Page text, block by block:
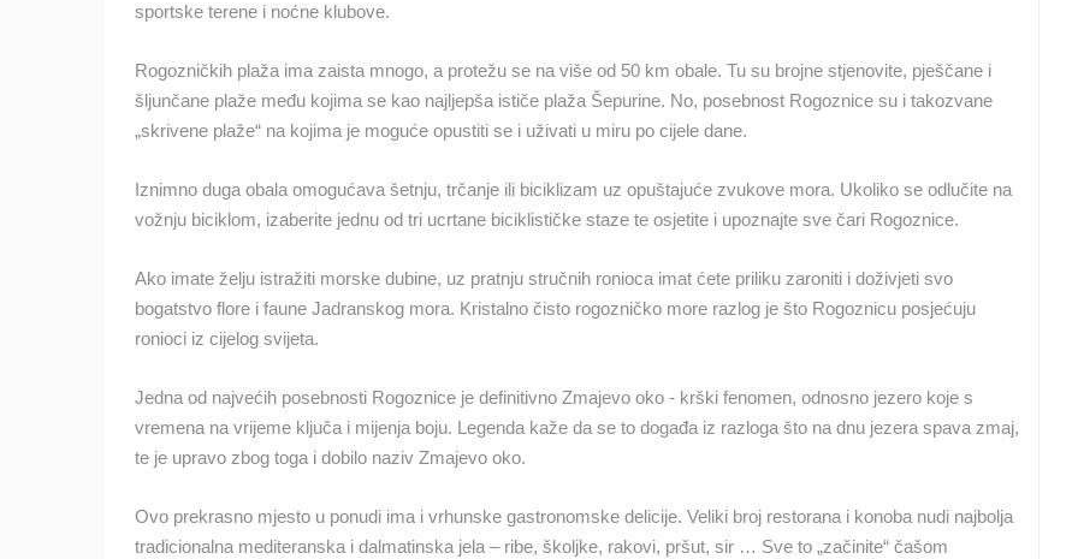
WEB
TERMS OF
USE
POLICY
UŽIVO 0 GLEDATELJ(A)
OPĆA BOLNICA OGULIN
REKONSTRUKCIJA KOTLOVNICE -
KAMERA 03
OGULIN
UŽIVO 0 GLEDATELJ(A)
MRKOPALJ SKIJALIŠTE ČELIMBAŠA
MRKOPALJ
UŽIVO 0 GLEDATELJ(A)
MRKOPALJ SANJKALIŠTE
ČELIMBAŠA
MRKOPALJ
NAJBOLJE S WEBA GRADOVI I MJESTA HD - OKRETNE KAMERE GRADILIŠTA SKIJANJE I SNIJEG MARINE I LUČICE
TRANSPORT I PROMET ZNAMENITOSTI
sportske terene i noćne klubove.
Rogozničkih plaža ima zaista mnogo, a protežu se na više od 50 km obale. Tu su brojne stjenovite, pješčane i
šljunčane plaže među kojima se kao najljepša ističe plaža Šepurine. No, posebnost Rogoznice su i takozvane
„skrivene plaže“ na kojima je moguće opustiti se i uživati u miru po cijele dane.
Iznimno duga obala omogućava šetnju, trčanje ili biciklizam uz opuštajuće zvukove mora. Ukoliko se odlučite na
vožnju biciklom, izaberite jednu od tri ucrtane biciklističke staze te osjetite i upoznajte sve čari Rogoznice.
Ako imate želju istražiti morske dubine, uz pratnju stručnih ronioca imat ćete priliku zaroniti i doživjeti svo
bogatstvo flore i faune Jadranskog mora. Kristalno čisto rogozničko more razlog je što Rogoznicu posjećuju
ronioci iz cijelog svijeta.
Jedna od najvećih posebnosti Rogoznice je definitivno Zmajevo oko - krški fenomen, odnosno jezero koje s
vremena na vrijeme ključa i mijenja boju. Legenda kaže da se to događa iz razloga što na dnu jezera spava zmaj,
te je upravo zbog toga i dobilo naziv Zmajevo oko.
Ovo prekrasno mjesto u ponudi ima i vrhunske gastronomske delicije. Veliki broj restorana i konoba nudi najbolja
tradicionalna mediteranska i dalmatinska jela – ribe, školjke, rakovi, pršut, sir … Sve to „začinite“ čašom